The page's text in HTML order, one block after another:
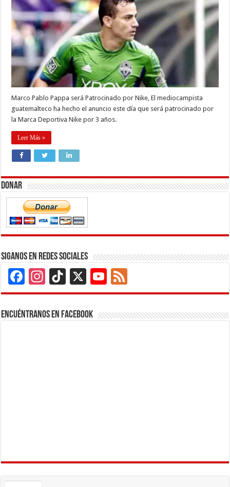
Marco Pablo Pappa será Patrocinado por Nike, El mediocampista
guatemalteco ha hecho el anuncio este día que será patrocinado por
la Marca Deportiva Nike por 3 años.
Leer Más »
Donar
Siganos en Redes Sociales
Facebook
Instagram
TikTok
X
YouTube
Channel
Encuéntranos en Facebook